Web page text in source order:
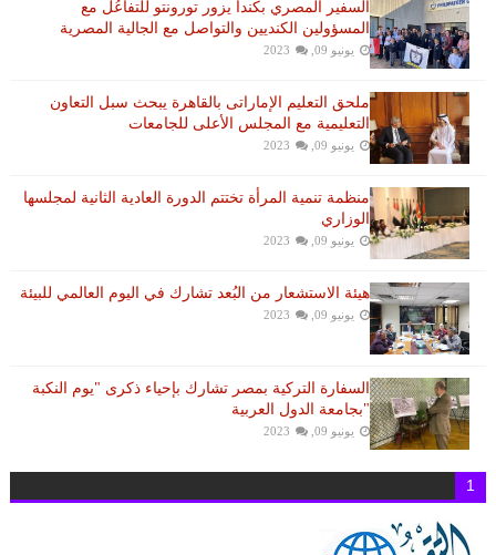
السفير المصري بكندا يزور تورونتو للتفاعُل مع
المسؤولين الكنديين والتواصل مع الجالية المصرية
يونيو 09, 2023
ملحق التعليم الإماراتى بالقاهرة يبحث سبل التعاون
التعليمية مع المجلس الأعلى للجامعات
يونيو 09, 2023
منظمة تنمية المرأة تختتم الدورة العادية الثانية لمجلسها
الوزاري
يونيو 09, 2023
هيئة الاستشعار من البُعد تشارك في اليوم العالمي للبيئة
يونيو 09, 2023
السفارة التركية بمصر تشارك بإحياء ذكرى "يوم النكبة
"بجامعة الدول العربية
يونيو 09, 2023
1